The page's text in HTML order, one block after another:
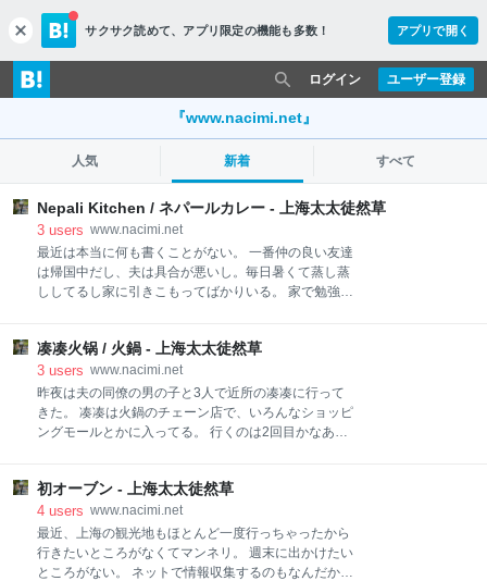
c
l
o
s
サクサク読めて、 アプリ限定の機能も多数！ アプリで開く
ユーザー登録
ログイン
『www.nacimi.net』
人気 新着 すべて
Nepali Kitchen / ネパールカレー - 上海太太徒然草
3 users www.nacimi.net
最近は本当に何も書くことがない。 一番仲の良い友達
は帰国中だし、夫は具合が悪いし。毎日暑くて蒸し蒸
ししてるし家に引きこもってばかりいる。 家で勉強し
ど、人に言うと心配される。 明るい人間ってなぜか家
の中にずっといられないみたいね。私は屋外の方にず
っといられないけど…笑 先週の外出といえば金曜日に
鍼治療に行って、日曜日にカレー屋に行ったくらい。
ネパール人が店主のお店らしく、中国には珍しいネパ
いたお店なんだけど、カレー屋さんに人を誘うタイミ
ングが難しくて初来店😂 小さい建物なんだけど、階段
で上がって３階に通された。 内装も凝ってて素敵だっ
た〜！ カレーやさんってなぜかおばあちゃ
凑凑火锅 / 火鍋 - 上海太太徒然草
3 users www.nacimi.net
昨夜は夫の同僚の男の子と3人で近所の凑凑に行って
きた。 凑凑は火鍋のチェーン店で、いろんなショッピ
ングモールとかに入ってる。 行くのは2回目かなあ。
が麻痺してふわふわした記憶… 鶏白湯の方も、ドロッ
と濃くて美味しかった❤︎ おそらく日本人は全員好きな
味。 手前の細長いのは「鸭肠（鴨腸）」ていう名前で
初めて食べた。 よく分からないけど普通に美味しかっ
た。笑 我々3人とも小さめの瓶ビールを飲んでたんだ
初オーブン - 上海太太徒然草
4 users www.nacimi.net
最近、上海の観光地もほとんど一度行っちゃったから
行きたいところがなくてマンネリ。 週末に出かけたい
ところがない。 ネットで情報収集するのもなんだか飽